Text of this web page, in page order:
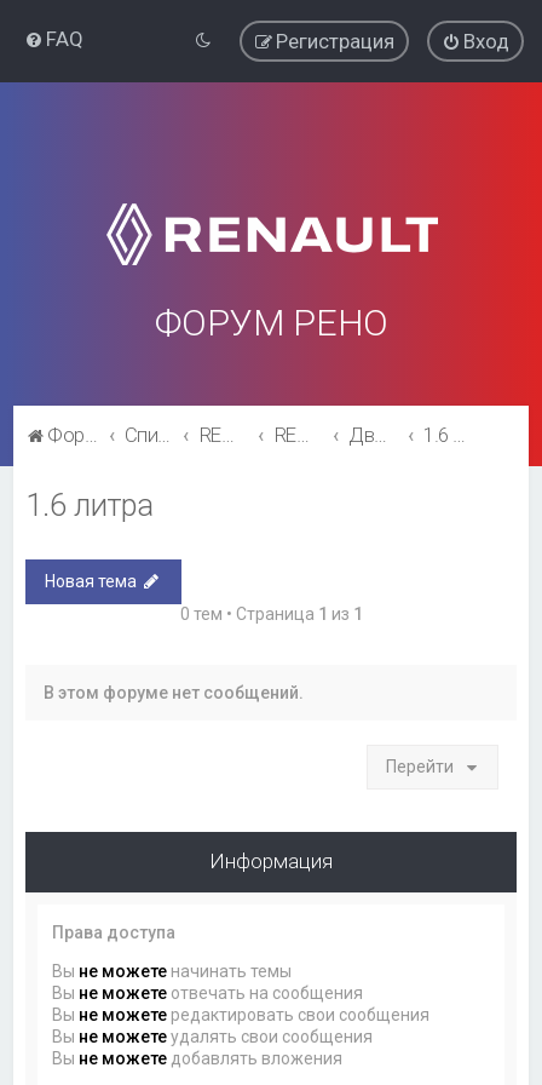
FAQ Вход
Регистрация
ФОРУМ РЕНО
Форум Рено Список форумов RENAULT SYMBOL RENAULT SYMBOL Двигатель и трансмиссия 1.6 литра
1.6 литра
Новая тема
0 тем • Страница 1 из 1
В этом форуме нет сообщений.
Перейти
Информация
Права доступа
Вы не можете начинать темы
Вы не можете отвечать на сообщения
Вы не можете редактировать свои сообщения
Вы не можетеудалять свои сообщения
Вы не можете добавлять вложения